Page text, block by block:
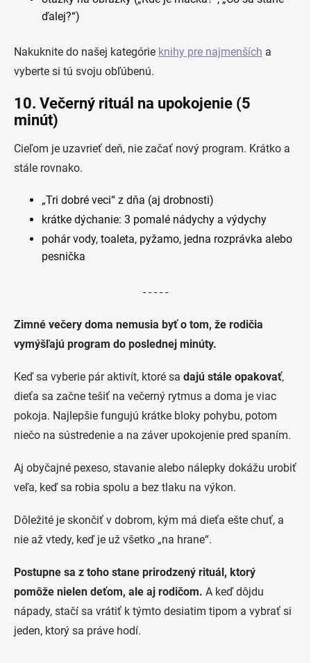
ďalej?“)
Nakuknite do našej kategórie knihy pre najmenších a
vyberte si tú svoju obľúbenú.
10. Večerný rituál na upokojenie (5
minút)
Cieľom je uzavrieť deň, nie začať nový program. Krátko a
stále rovnako.
„Tri dobré veci“ z dňa (aj drobnosti)
krátke dýchanie: 3 pomalé nádychy a výdychy
pohár vody, toaleta, pyžamo, jedna rozprávka alebo
pesnička
- - - - -
Zimné večery doma nemusia byť o tom, že rodičia
vymýšľajú program do poslednej minúty.
Keď sa vyberie pár aktivít, ktoré sa dajú stále opakovať,
dieťa sa začne tešiť na večerný rytmus a doma je viac
pokoja. Najlepšie fungujú krátke bloky pohybu, potom
niečo na sústredenie a na záver upokojenie pred spaním.
Aj obyčajné pexeso, stavanie alebo nálepky dokážu urobiť
veľa, keď sa robia spolu a bez tlaku na výkon.
Dôležité je skončiť v dobrom, kým má dieťa ešte chuť, a
nie až vtedy, keď je už všetko „na hrane“.
Postupne sa z toho stane prirodzený rituál, ktorý
pomôže nielen deťom, ale aj rodičom. A keď dôjdu
nápady, stačí sa vrátiť k týmto desiatim tipom a vybrať si
jeden, ktorý sa práve hodí.